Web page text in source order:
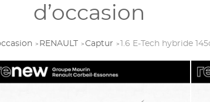
d’occasion
RENAULT Captur 1.6 E-Tech hybride